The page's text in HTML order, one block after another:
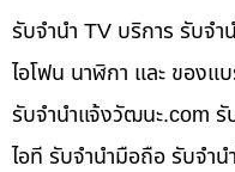
รับจำนำ TV บริการ รับจ
ไอโฟน นาฬิกา และ ของแ
รับจํานําแจ้งวัฒนะ.com รั
ไอที รับจำนำมือถือ รับจำ